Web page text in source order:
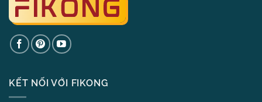
KẾT NỐI VỚI FIKONG